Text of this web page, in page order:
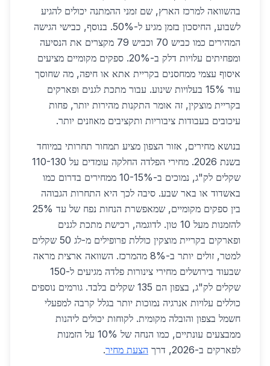
בהשוואה למרכז הארץ, שם זמני ההמתנה יכולים להגיע
לשבוע, החיסכון בזמן מגיע ל-50%. בנוסף, כבישי הגישה
המהירים כמו כביש 70 וכביש 79 מקצרים את הנסיעה
ומפחיתים עלויות דלק ב-20%. ספקים מקומיים מציעים
איסוף עצמי ממחסנים בקריית אתא או חיפה, מה שחוסך
עוד 15% בעלויות שינוע. עבור מתכת לגנים ופארקים
בקריית מוצקין, זה אומר התקנות מהירות יותר, פחות
עיכובים בעבודות ציבוריות ותקציבים מאוזנים יותר.
בנושא מחירים, אזור הצפון מציע תמחור תחרותי במיוחד
בשנת 2026. מחירי הפלדה החלקה עומדים על 110-130
שקלים לק"ג, נמוכים ב-10-15% ממחירים בדרום כמו
באשדוד או באר שבע. סיבה לכך היא התחרות הגבוהה
בין ספקים מקומיים, שמאפשרת הנחות נפח של עד 25%
להזמנות מעל 10 טון. לדוגמה, רכישת מתכת לגנים
ופארקים בקריית מוצקין כוללת פרופילים מ-לג 50 שקלים
למטר, זולים יותר ב-8% מהמרכז. השוואה ארצית מראה
שבעוד בירושלים מחירי צינורות פלדה מגיעים ל-150
שקלים לק"ג, בצפון הם 135 שקלים בלבד. גורמים נוספים
כוללים עלויות אנרגיה נמוכות יותר בגלל קרבה למפעלי
חשמל בצפון והובלה מקומית. לקוחות יכולים ליהנות
ממבצעים עונתיים, כמו הנחה של 10% על הזמנות
לפארקים ב-2026, דרך
הצעת מחיר.